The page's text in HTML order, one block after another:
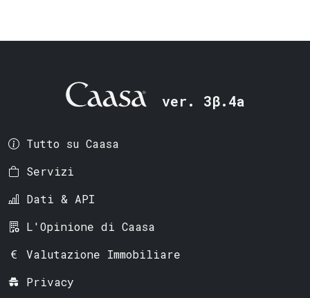
ver. 3β.4a
Tutto su Caasa
Servizi
Dati & API
L'Opinione di Caasa
Valutazione Immobiliare
Privacy